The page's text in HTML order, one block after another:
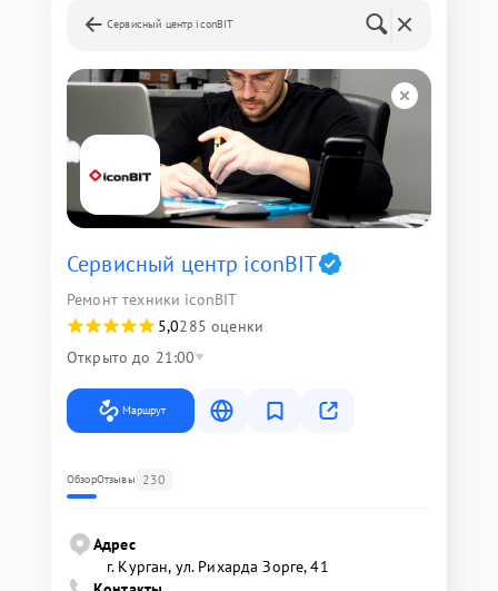
Сервисный центр iconBIT
Сервисный центр iconBIT
Ремонт техники iconBIT
5,0285 оценки
Открыто до 21:00
Маршрут
ОбзорОтзывы 230
Адрес
г. Курган, ул. Рихарда Зорге, 41